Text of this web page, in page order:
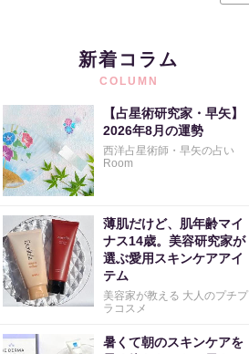
新着コラム
COLUMN
【占星術研究家・早矢】
2026年8月の運勢
西洋占星術師・早矢の占い
Room
薄肌だけど、肌年齢マイ
ナス14歳。美容研究家が
選ぶ愛用スキンケアアイ
テム
美容家が教える 大人のプチプ
ラコスメ
暑くて朝のスキンケアを